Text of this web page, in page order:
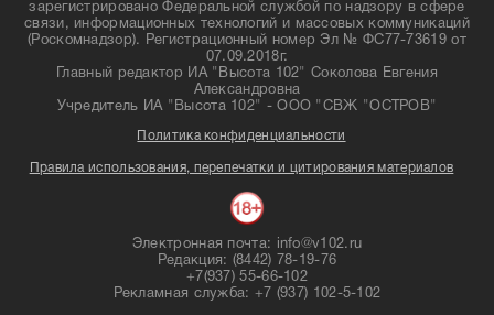
зарегистрировано Федеральной службой по надзору в сфере
связи, информационных технологий и массовых коммуникаций
(Роскомнадзор). Регистрационный номер Эл № ФС77-73619 от
07.09.2018г.
Главный редактор ИА "Высота 102" Соколова Евгения
Александровна
Учредитель ИА "Высота 102" - ООО "СВЖ "ОСТРОВ"
Политика конфиденциальности
Правила использования, перепечатки и цитирования материалов
Электронная почта: info@v102.ru
Редакция: (8442) 78-19-76
+7(937) 55-66-102
Рекламная служба: +7 (937) 102-5-102